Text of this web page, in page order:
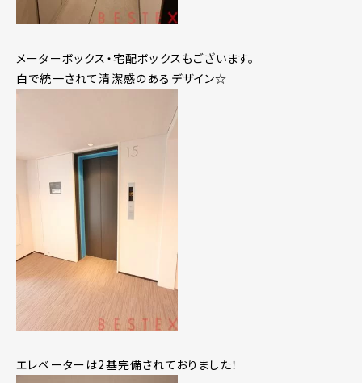
メーターボックス・宅配ボックスもございます。
白で統一されて清潔感のあるデザイン☆
エレベーターは2基完備されておりました！